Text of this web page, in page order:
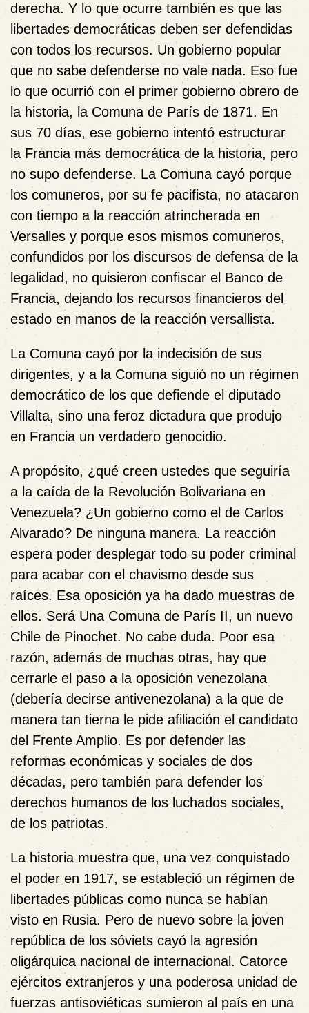
derecha. Y lo que ocurre también es que las
libertades democráticas deben ser defendidas
con todos los recursos. Un gobierno popular
que no sabe defenderse no vale nada. Eso fue
lo que ocurrió con el primer gobierno obrero de
la historia, la Comuna de París de 1871. En
sus 70 días, ese gobierno intentó estructurar
la Francia más democrática de la historia, pero
no supo defenderse. La Comuna cayó porque
los comuneros, por su fe pacifista, no atacaron
con tiempo a la reacción atrincherada en
Versalles y porque esos mismos comuneros,
confundidos por los discursos de defensa de la
legalidad, no quisieron confiscar el Banco de
Francia, dejando los recursos financieros del
estado en manos de la reacción versallista.
La Comuna cayó por la indecisión de sus
dirigentes, y a la Comuna siguió no un régimen
democrático de los que defiende el diputado
Villalta, sino una feroz dictadura que produjo
en Francia un verdadero genocidio.
A propósito, ¿qué creen ustedes que seguiría
a la caída de la Revolución Bolivariana en
Venezuela? ¿Un gobierno como el de Carlos
Alvarado? De ninguna manera. La reacción
espera poder desplegar todo su poder criminal
para acabar con el chavismo desde sus
raíces. Esa oposición ya ha dado muestras de
ellos. Será Una Comuna de París II, un nuevo
Chile de Pinochet. No cabe duda. Poor esa
razón, además de muchas otras, hay que
cerrarle el paso a la oposición venezolana
(debería decirse antivenezolana) a la que de
manera tan tierna le pide afiliación el candidato
del Frente Amplio. Es por defender las
reformas económicas y sociales de dos
décadas, pero también para defender los
derechos humanos de los luchados sociales,
de los patriotas.
La historia muestra que, una vez conquistado
el poder en 1917, se estableció un régimen de
libertades públicas como nunca se habían
visto en Rusia. Pero de nuevo sobre la joven
república de los sóviets cayó la agresión
oligárquica nacional de internacional. Catorce
ejércitos extranjeros y una poderosa unidad de
fuerzas antisoviéticas sumieron al país en una